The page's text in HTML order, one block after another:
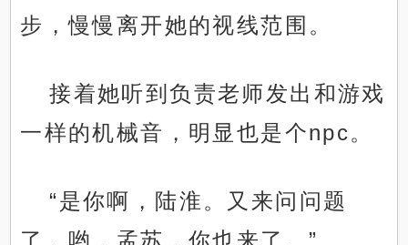
步，慢慢离开她的视线范围。
接着她听到负责老师发出和游戏
一样的机械音，明显也是个npc。
“是你啊，陆淮。又来问问题
了，哟，孟苏，你也来了。”